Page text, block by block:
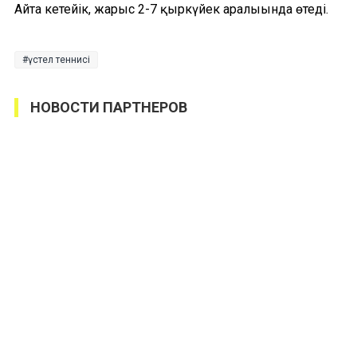
Айта кетейік, жарыс 2-7 қыркүйек аралығында өтеді.
үстел теннисі
НОВОСТИ ПАРТНЕРОВ